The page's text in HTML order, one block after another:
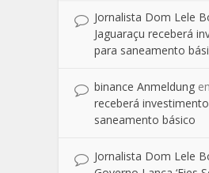
Jornalista Dom Lele
Jaguaraçu receberá
para saneamento
binance Anmeldung
receberá
saneamento básico
Jornalista Dom Lele